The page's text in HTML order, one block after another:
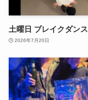
土曜日 ブレイクダンス
2026年7月20日